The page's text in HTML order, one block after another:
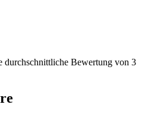
Bewertung von 3